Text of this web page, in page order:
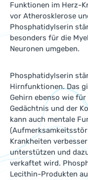
Funktionen im Herz-
vor Atherosklerose
Phosphatidylserin
besonders für die
Neuronen umgeben.
Phosphatidylserin
Hirnfunktionen. Das
Gehirn ebenso wie
Gedächtnis und der
kann auch mentale
Krankheiten
unterstützen und
verkaftet wird.
Lecithin-Produkten